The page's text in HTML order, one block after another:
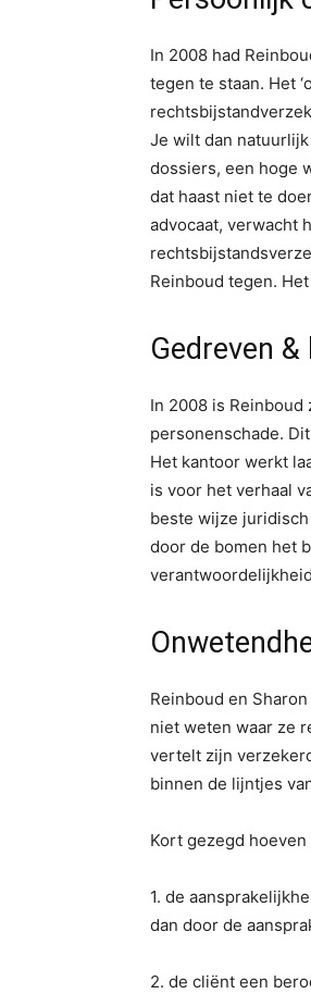
In 2008 had
tegen te staan. Het
Je wilt dan
dossiers, een hoge
dat haast niet te
advocaat, verwacht
Reinboud tegen.
Gedreven
In 2008 is
personenschade.
Het kantoor werkt
is voor het verhaal
beste wijze
door de bomen het
Reinboud en
niet weten waar ze
vertelt zijn
binnen de lijntjes
Kort gezegd
1. de
dan door de
2. de cliënt een